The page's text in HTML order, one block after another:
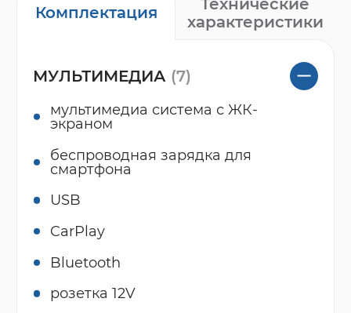
Комплектация
характеристики
МУЛЬТИМЕДИА (7)
мультимедиа система с ЖК-
экраном
беспроводная зарядка для
смартфона
USB
CarPlay
Bluetooth
розетка 12V